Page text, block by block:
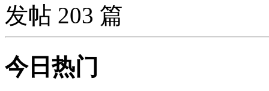
发帖 203 篇
今日热门